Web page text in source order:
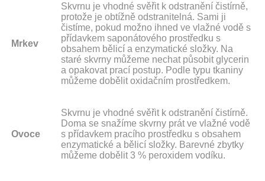
Mrkev
Skvrnu je vhodné svěřit k odstranění čistírně,
protože je obtížně odstranitelná. Sami ji
čistíme, pokud možno ihned ve vlažné vodě s
přídavkem saponátového prostředku s
obsahem bělicí a enzymatické složky. Na
staré skvrny můžeme nechat působit glycerin
a opakovat prací postup. Podle typu tkaniny
můžeme dobělit oxidačním prostředkem.
Ovoce
Skvrnu je vhodné svěřit k odstranění čistírně.
Doma se snažíme skvrny prát ve vlažné vodě
s přídavkem pracího prostředku s obsahem
enzymatické a bělicí složky. Barevné zbytky
můžeme dobělit 3 % peroxidem vodíku.